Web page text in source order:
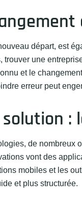
départ, est
une
et le
erreur peut
de
vont des
mobiles et les
et plus structurée.